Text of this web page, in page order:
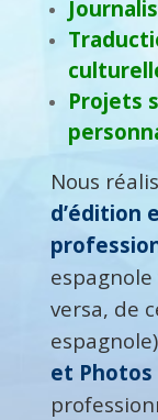
Projets
Nous
d’édition
espagnole
versa, de
et Photos